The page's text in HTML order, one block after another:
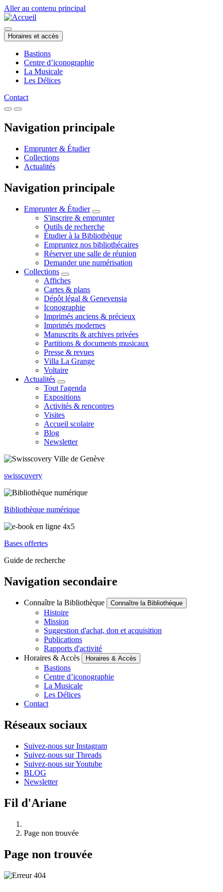
Aller au contenu principal
Horaires et accès
Bastions
Centre d’iconographie
La Musicale
Les Délices
Contact
Navigation principale
Emprunter & Étudier
Collections
Actualités
Navigation principale
Emprunter & Étudier
S'inscrire & emprunter
Outils de recherche
Étudier à la Bibliothèque
Empruntez nos bibliothécaires
Réserver une salle de réunion
Demander une numérisation
Collections
Affiches
Cartes & plans
Dépôt légal & Genevensia
Iconographie
Imprimés anciens & précieux
Imprimés modernes
Manuscrits & archives privées
Partitions & documents musicaux
Presse & revues
Villa La Grange
Voltaire
Actualités
Tout l'agenda
Expositions
Activités & rencontres
Visites
Accueil scolaire
Blog
Newsletter
swisscovery
Bibliothèque numérique
Bases offertes
Guide de recherche
Navigation secondaire
Connaître la Bibliothèque Connaître la Bibliothèque
Histoire
Mission
Suggestion d'achat, don et acquisition
Publications
Rapports d'activité
Horaires & Accès
Horaires & Accès
Bastions
Centre d’iconographie
La Musicale
Les Délices
Contact
Réseaux sociaux
Suivez-nous sur Instagram
Suivez-nous sur Threads
Suivez-nous sur Youtube
BLOG
Newsletter
Fil d'Ariane
Page non trouvée
Page non trouvée